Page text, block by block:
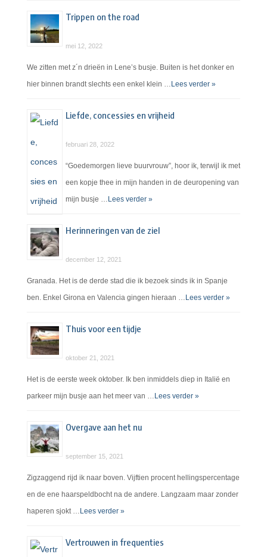
Trippen on the road
mei 12, 2022
We zitten met z´n drieën in Lene’s busje. Buiten is het donker en
hier binnen brandt slechts een enkel klein … Lees verder »
Liefde, concessies en vrijheid
februari 28, 2022
“Goedemorgen lieve buurvrouw”, hoor ik, terwijl ik met
een kopje thee in mijn handen in de deuropening van
mijn busje … Lees verder »
Herinneringen van de ziel
december 12, 2021
Granada. Het is de derde stad die ik bezoek sinds ik in Spanje
ben. Enkel Girona en Valencia gingen hieraan … Lees verder »
Thuis voor een tijdje
oktober 21, 2021
Het is de eerste week oktober. Ik ben inmiddels diep in Italië en
parkeer mijn busje aan het meer van … Lees verder »
Overgave aan het nu
september 15, 2021
Zigzaggend rijd ik naar boven. Vijftien procent hellingspercentage
en de ene haarspeldbocht na de andere. Langzaam maar zonder
haperen sjokt … Lees verder »
Vertrouwen in frequenties